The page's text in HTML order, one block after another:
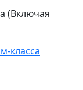
(Включая